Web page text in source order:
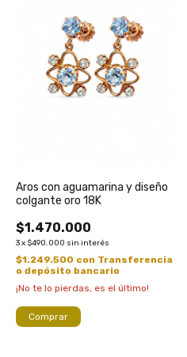
Aros con aguamarina y diseño
colgante oro 18K
$1.470.000
3x $490.000 sin interés
$1.249.500 con Transferencia
o depósito bancario
¡No te lo pierdas, es el último!
Comprar